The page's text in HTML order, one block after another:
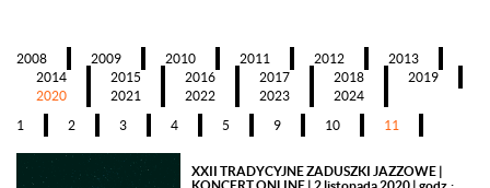
2008 2009 2010 2011 2012
2013
2014
2015 2016 2017 2018
2019
2020
2021 2022 2023 2024
1 2 3 4 5 9 10 11
XXII TRADYCYJNE ZADUSZKI JAZZOWE |